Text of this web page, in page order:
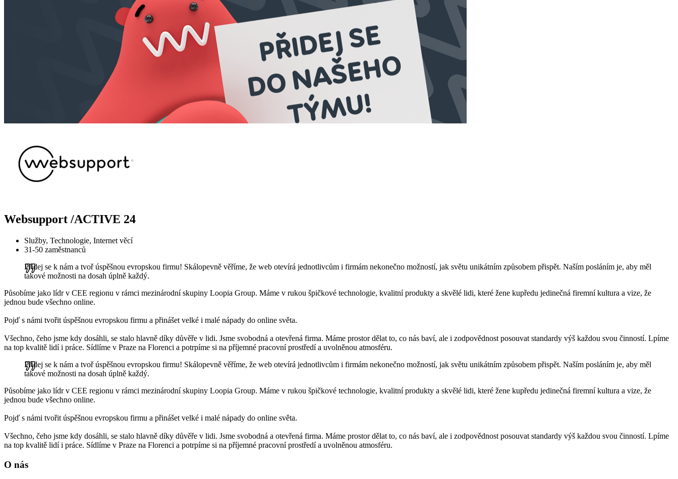
Websupport /ACTIVE 24
Služby, Technologie, Internet věcí
31-50 zaměstnanců
Přidej se k nám a tvoř úspěšnou evropskou firmu! Skálopevně věříme, že web otevírá jednotlivcům i firmám nekonečno možností, jak světu unikátním způsobem přispět. Naším posláním je, aby měl
takové možnosti na dosah úplně každý.
Působíme jako lídr v CEE regionu v rámci mezinárodní skupiny Loopia Group. Máme v rukou špičkové technologie, kvalitní produkty a skvělé lidi, které žene kupředu jedinečná firemní kultura a vize, že
jednou bude všechno online.
Pojď s námi tvořit úspěšnou evropskou firmu a přinášet velké i malé nápady do online světa.
Všechno, čeho jsme kdy dosáhli, se stalo hlavně díky důvěře v lidi. Jsme svobodná a otevřená firma. Máme prostor dělat to, co nás baví, ale i zodpovědnost posouvat standardy výš každou svou činností. Lpíme
na top kvalitě lidí i práce. Sídlíme v Praze na Florenci a potrpíme si na příjemné pracovní prostředí a uvolněnou atmosféru.
Přidej se k nám a tvoř úspěšnou evropskou firmu! Skálopevně věříme, že web otevírá jednotlivcům i firmám nekonečno možností, jak světu unikátním způsobem přispět. Naším posláním je, aby měl
takové možnosti na dosah úplně každý.
Působíme jako lídr v CEE regionu v rámci mezinárodní skupiny Loopia Group. Máme v rukou špičkové technologie, kvalitní produkty a skvělé lidi, které žene kupředu jedinečná firemní kultura a vize, že
jednou bude všechno online.
Pojď s námi tvořit úspěšnou evropskou firmu a přinášet velké i malé nápady do online světa.
Všechno, čeho jsme kdy dosáhli, se stalo hlavně díky důvěře v lidi. Jsme svobodná a otevřená firma. Máme prostor dělat to, co nás baví, ale i zodpovědnost posouvat standardy výš každou svou činností. Lpíme
na top kvalitě lidí i práce. Sídlíme v Praze na Florenci a potrpíme si na příjemné pracovní prostředí a uvolněnou atmosféru.
O nás